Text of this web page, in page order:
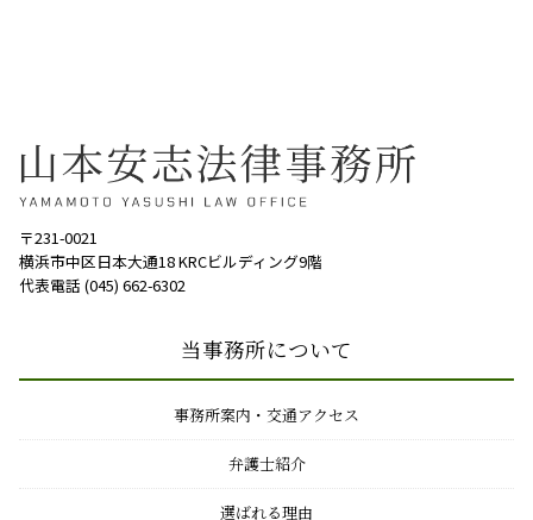
〒231-0021
横浜市中区日本大通18 KRCビルディング9階
代表電話 (045) 662-6302
当事務所について
事務所案内・交通アクセス
弁護士紹介
選ばれる理由